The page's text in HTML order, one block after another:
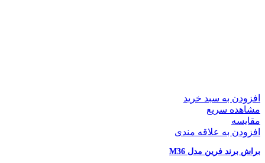
افزودن به سبد خرید
مشاهده سریع
مقایسه
افزودن به علاقه مندی
براش برند فرین مدل M36